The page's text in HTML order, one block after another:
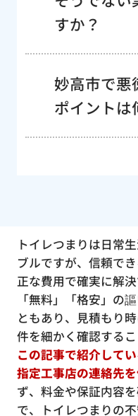
すか？
妙高市で悪
ポイントは
トイレつまりは日常
ブルですが、信頼で
正な費用で確実に解決
「無料」「格安」の
ともあり、見積もり
件を細かく確認するこ
この記事で紹介して
指定工事店の連絡先
ず、料金や保証内容
で、トイレつまりの